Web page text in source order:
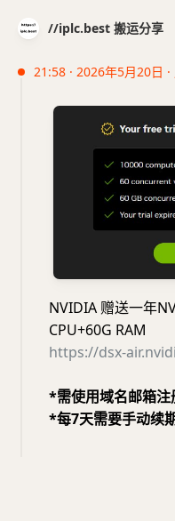
//iplc.best 搬运分享
21:58 · 2026年5月20日 ·
NVIDIA 赠送一年
CPU+60G RAM
https://dsx-
*需使用域名邮箱注
*每7天需要手动续